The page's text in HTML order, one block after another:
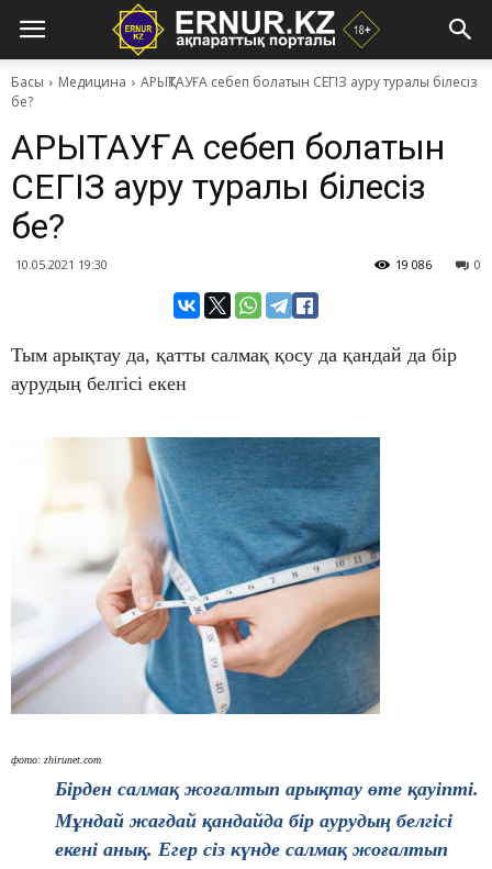
Басы Медицина
​АРЫҚТАУҒА себеп болатын СЕГІЗ ауру туралы білесіз
бе?
​АРЫҚТАУҒА себеп болатын
СЕГІЗ ауру туралы білесіз
бе?
10.05.2021 19:30 0
19 086
Тым арықтау да, қатты салмақ қосу да қандай да бір
аурудың белгісі екен
фото: zhirunet.com
Бірден салмақ жоғалтып арықтау өте қауіпті.
Мұндай жағдай қандайда бір аурудың белгісі
екені анық. Егер сіз күнде салмақ жоғалтып